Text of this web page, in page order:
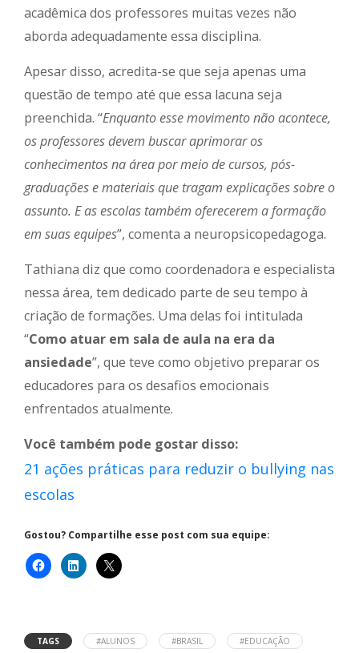
acadêmica dos professores muitas vezes não
aborda adequadamente essa disciplina.
Apesar disso, acredita-se que seja apenas uma
questão de tempo até que essa lacuna seja
preenchida. “Enquanto esse movimento não acontece,
os professores devem buscar aprimorar os
conhecimentos na área por meio de cursos, pós-
graduações e materiais que tragam explicações sobre o
assunto. E as escolas também oferecerem a formação
em suas equipes”, comenta a neuropsicopedagoga.
Tathiana diz que como coordenadora e especialista
nessa área, tem dedicado parte de seu tempo à
criação de formações. Uma delas foi intitulada
“Como atuar em sala de aula na era da
ansiedade”, que teve como objetivo preparar os
educadores para os desafios emocionais
enfrentados atualmente.
Você também pode gostar disso:
21 ações práticas para reduzir o bullying nas
escolas
Gostou? Compartilhe esse post com sua equipe:
TAGS #ALUNOS #BRASIL #EDUCAÇÃO